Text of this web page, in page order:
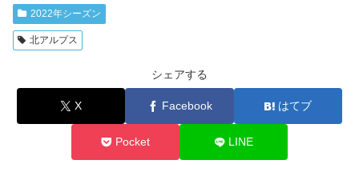
2022年シーズン
北アルプス
シェアする
X Facebook はてブ
Pocket LINE